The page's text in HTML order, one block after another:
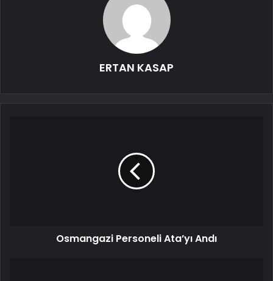
ERTAN KASAP
Osmangazi Personeli Ata’yı Andı